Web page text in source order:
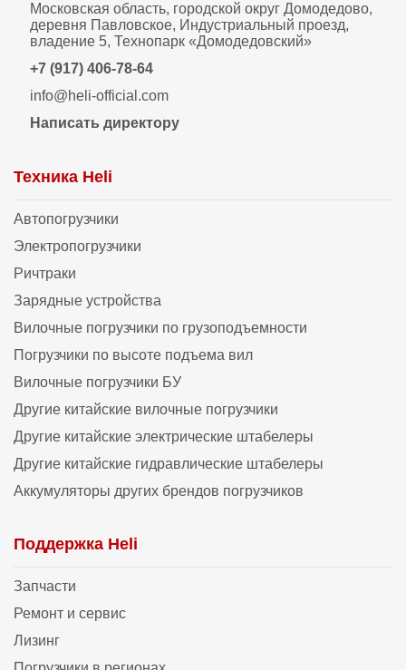
Московская область, городской округ Домодедово,
деревня Павловское, Индустриальный проезд,
владение 5, Технопарк «Домодедовский»
+7 (917) 406-78-64
info@heli-official.com
Написать директору
Техника Heli
Автопогрузчики
Электропогрузчики
Ричтраки
Зарядные устройства
Вилочные погрузчики по грузоподъемности
Погрузчики по высоте подъема вил
Вилочные погрузчики БУ
Другие китайские вилочные погрузчики
Другие китайские электрические штабелеры
Другие китайские гидравлические штабелеры
Аккумуляторы других брендов погрузчиков
Поддержка Heli
Запчасти
Ремонт и сервис
Лизинг